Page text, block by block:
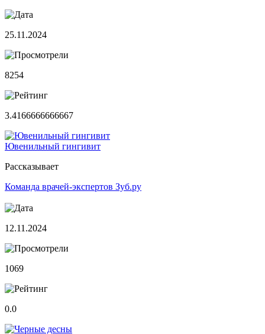
25.11.2024
8254
3.4166666666667
Ювенильный гингивит
Рассказывает
Команда врачей-экспертов Зуб.ру
12.11.2024
1069
0.0